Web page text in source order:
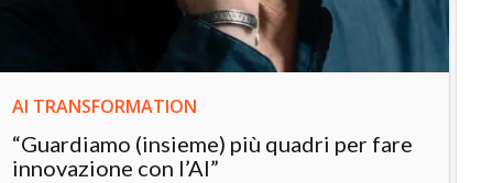
AI TRANSFORMATION
“Guardiamo (insieme) più quadri per fare
innovazione con l’AI”